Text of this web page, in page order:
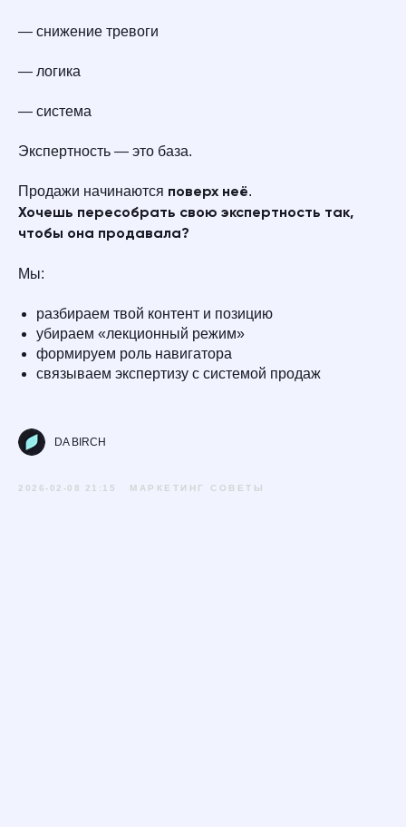
— снижение тревоги
— логика
— система
Экспертность — это база.
Продажи начинаются поверх неё.
Хочешь пересобрать свою экспертность так,
чтобы она продавала?
Мы:
разбираем твой контент и позицию
убираем «лекционный режим»
формируем роль навигатора
связываем экспертизу с системой продаж
DA BIRCH
2026-02-08 21:15 МАРКЕТИНГ СОВЕТЫ